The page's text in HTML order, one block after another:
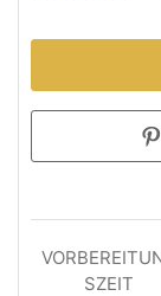
SZEIT